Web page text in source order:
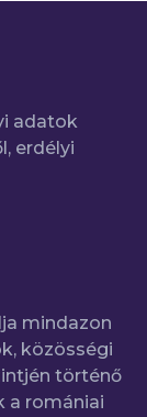
adatok
erdélyi
mindazon
közösségi
történő
a romániai